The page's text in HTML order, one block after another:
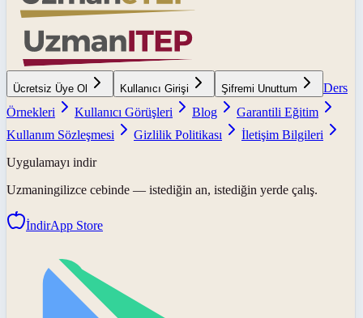
Ücretsiz Üye Ol Kullanıcı Girişi Şifremi Unuttum
Ders
Örnekleri
Kullanıcı Görüşleri Blog
Garantili Eğitim
Kullanım Sözleşmesi
Gizlilik Politikası
İletişim Bilgileri
Uygulamayı indir
Uzmaningilizce cebinde — istediğin an, istediğin yerde çalış.
İndirApp Store